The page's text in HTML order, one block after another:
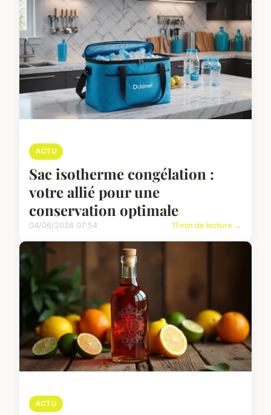
ACTU
Sac isotherme congélation :
votre allié pour une
conservation optimale
04/06/2026 07:54 11 min de lecture →
ACTU